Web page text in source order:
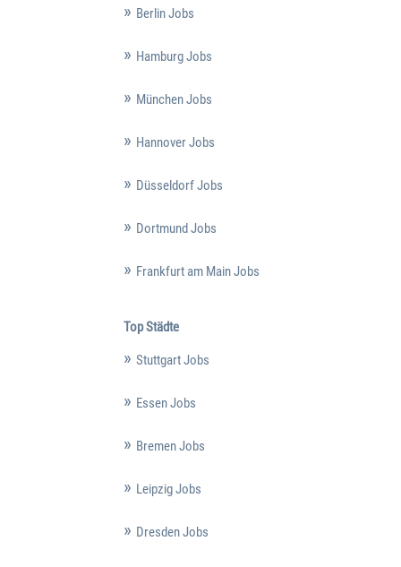
Berlin Jobs
Hamburg Jobs
München Jobs
Hannover Jobs
Düsseldorf Jobs
Dortmund Jobs
Frankfurt am Main Jobs
Top Städte
Stuttgart Jobs
Essen Jobs
Bremen Jobs
Leipzig Jobs
Dresden Jobs